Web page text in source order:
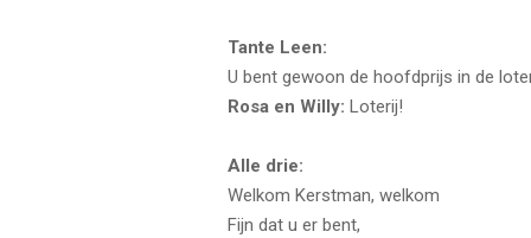
Tante Leen:
U bent gewoon de hoofdprijs in de
Rosa en Willy: Loterij!
Alle drie:
Welkom Kerstman, welkom
Fijn dat u er bent,